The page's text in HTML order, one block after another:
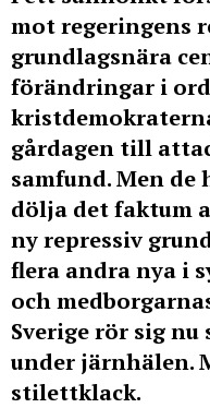
mot regeringens
grundlagsnära
förändringar i
gårdagen till
samfund. Men
dölja det faktum
ny repressiv
flera andra nya i
och
Sverige rör sig
under järnhälen.
stilettklack.